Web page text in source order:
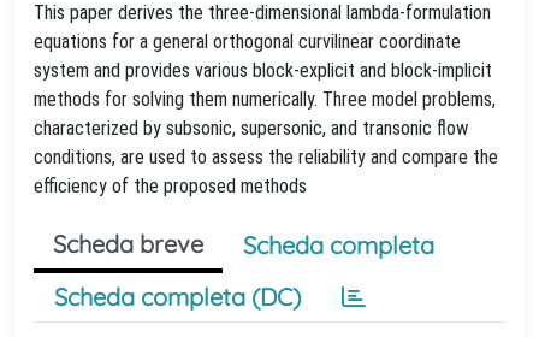
This paper derives the three-dimensional lambda-formulation
equations for a general orthogonal curvilinear coordinate
system and provides various block-explicit and block-implicit
methods for solving them numerically. Three model problems,
characterized by subsonic, supersonic, and transonic flow
conditions, are used to assess the reliability and compare the
efficiency of the proposed methods
Scheda breve
Scheda completa
Scheda completa (DC)